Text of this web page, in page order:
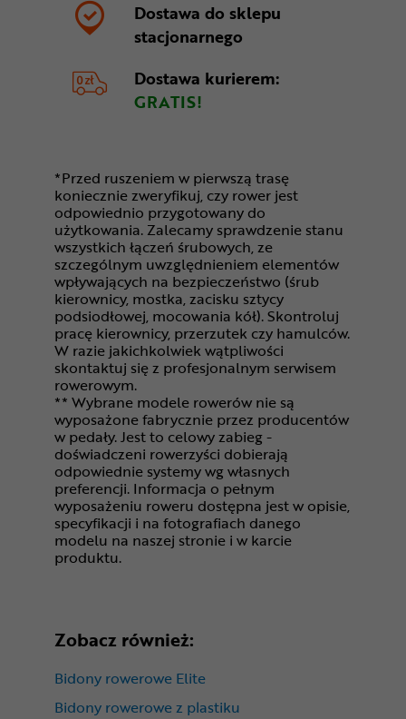
Dostawa do sklepu
stacjonarnego
Dostawa kurierem:
GRATIS!
*Przed ruszeniem w pierwszą trasę
koniecznie zweryfikuj, czy rower jest
odpowiednio przygotowany do
użytkowania. Zalecamy sprawdzenie stanu
wszystkich łączeń śrubowych, ze
szczególnym uwzględnieniem elementów
wpływających na bezpieczeństwo (śrub
kierownicy, mostka, zacisku sztycy
podsiodłowej, mocowania kół). Skontroluj
pracę kierownicy, przerzutek czy hamulców.
W razie jakichkolwiek wątpliwości
skontaktuj się z profesjonalnym serwisem
rowerowym.
** Wybrane modele rowerów nie są
wyposażone fabrycznie przez producentów
w pedały. Jest to celowy zabieg -
doświadczeni rowerzyści dobierają
odpowiednie systemy wg własnych
preferencji. Informacja o pełnym
wyposażeniu roweru dostępna jest w opisie,
specyfikacji i na fotografiach danego
modelu na naszej stronie i w karcie
produktu.
Zobacz również:
Bidony rowerowe Elite
Bidony rowerowe z plastiku